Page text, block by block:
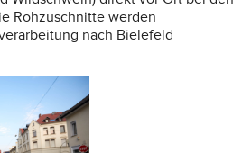
Rohzuschnitte werden
nach Bielefeld